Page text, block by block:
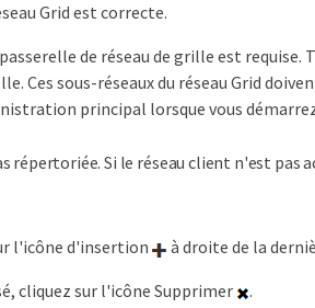
Grid est correcte.
de réseau de grille est requise.
Ces sous-réseaux du réseau Grid
principal lorsque vous
répertoriée. Si le réseau client n'est pas
l'icône d'insertion
à droite de la
cliquez sur l'icône Supprimer
.